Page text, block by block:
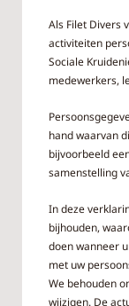
Als Filet Divers
activiteiten
Sociale
medewerkers,
hand waarvan
bijvoorbeeld
samenstelling
In deze
bijhouden,
doen wanneer
met uw
We behouden
wijzigen. De